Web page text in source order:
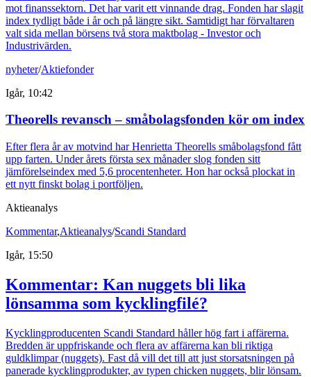
mot finanssektorn. Det har varit ett vinnande drag. Fonden har slagit
index tydligt både i år och på längre sikt. Samtidigt har förvaltaren
valt sida mellan börsens två stora maktbolag - Investor och
Industrivärden.
nyheter/Aktiefonder
Igår, 10:42
Theorells revansch – småbolagsfonden kör om index
Efter flera år av motvind har Henrietta Theorells småbolagsfond fått
upp farten. Under årets första sex månader slog fonden sitt
jämförelseindex med 5,6 procentenheter. Hon har också plockat in
ett nytt finskt bolag i portföljen.
Aktieanalys
Kommentar,Aktieanalys/Scandi Standard
Igår, 15:50
Kommentar: Kan nuggets bli lika
lönsamma som kycklingfilé?
Kycklingproducenten Scandi Standard håller hög fart i affärerna.
Bredden är uppfriskande och flera av affärerna kan bli riktiga
guldklimpar (nuggets). Fast då vill det till att just storsatsningen på
panerade kycklingprodukter, av typen chicken nuggets, blir lönsam.